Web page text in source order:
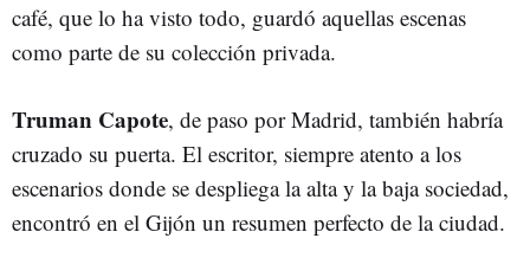
café, que lo ha visto todo, guardó aquellas escenas
como parte de su colección privada.
Truman Capote, de paso por Madrid, también habría
cruzado su puerta. El escritor, siempre atento a los
escenarios donde se despliega la alta y la baja sociedad,
encontró en el Gijón un resumen perfecto de la ciudad.